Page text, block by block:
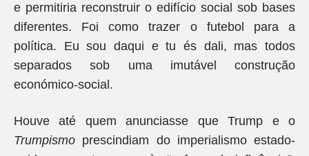
e permitiria reconstruir o edifício social sob bases
diferentes. Foi como trazer o futebol para a
política. Eu sou daqui e tu és dali, mas todos
separados sob uma imutável construção
económico-social.
Houve até quem anunciasse que Trump e o
Trumpismo prescindiam do imperialismo estado-